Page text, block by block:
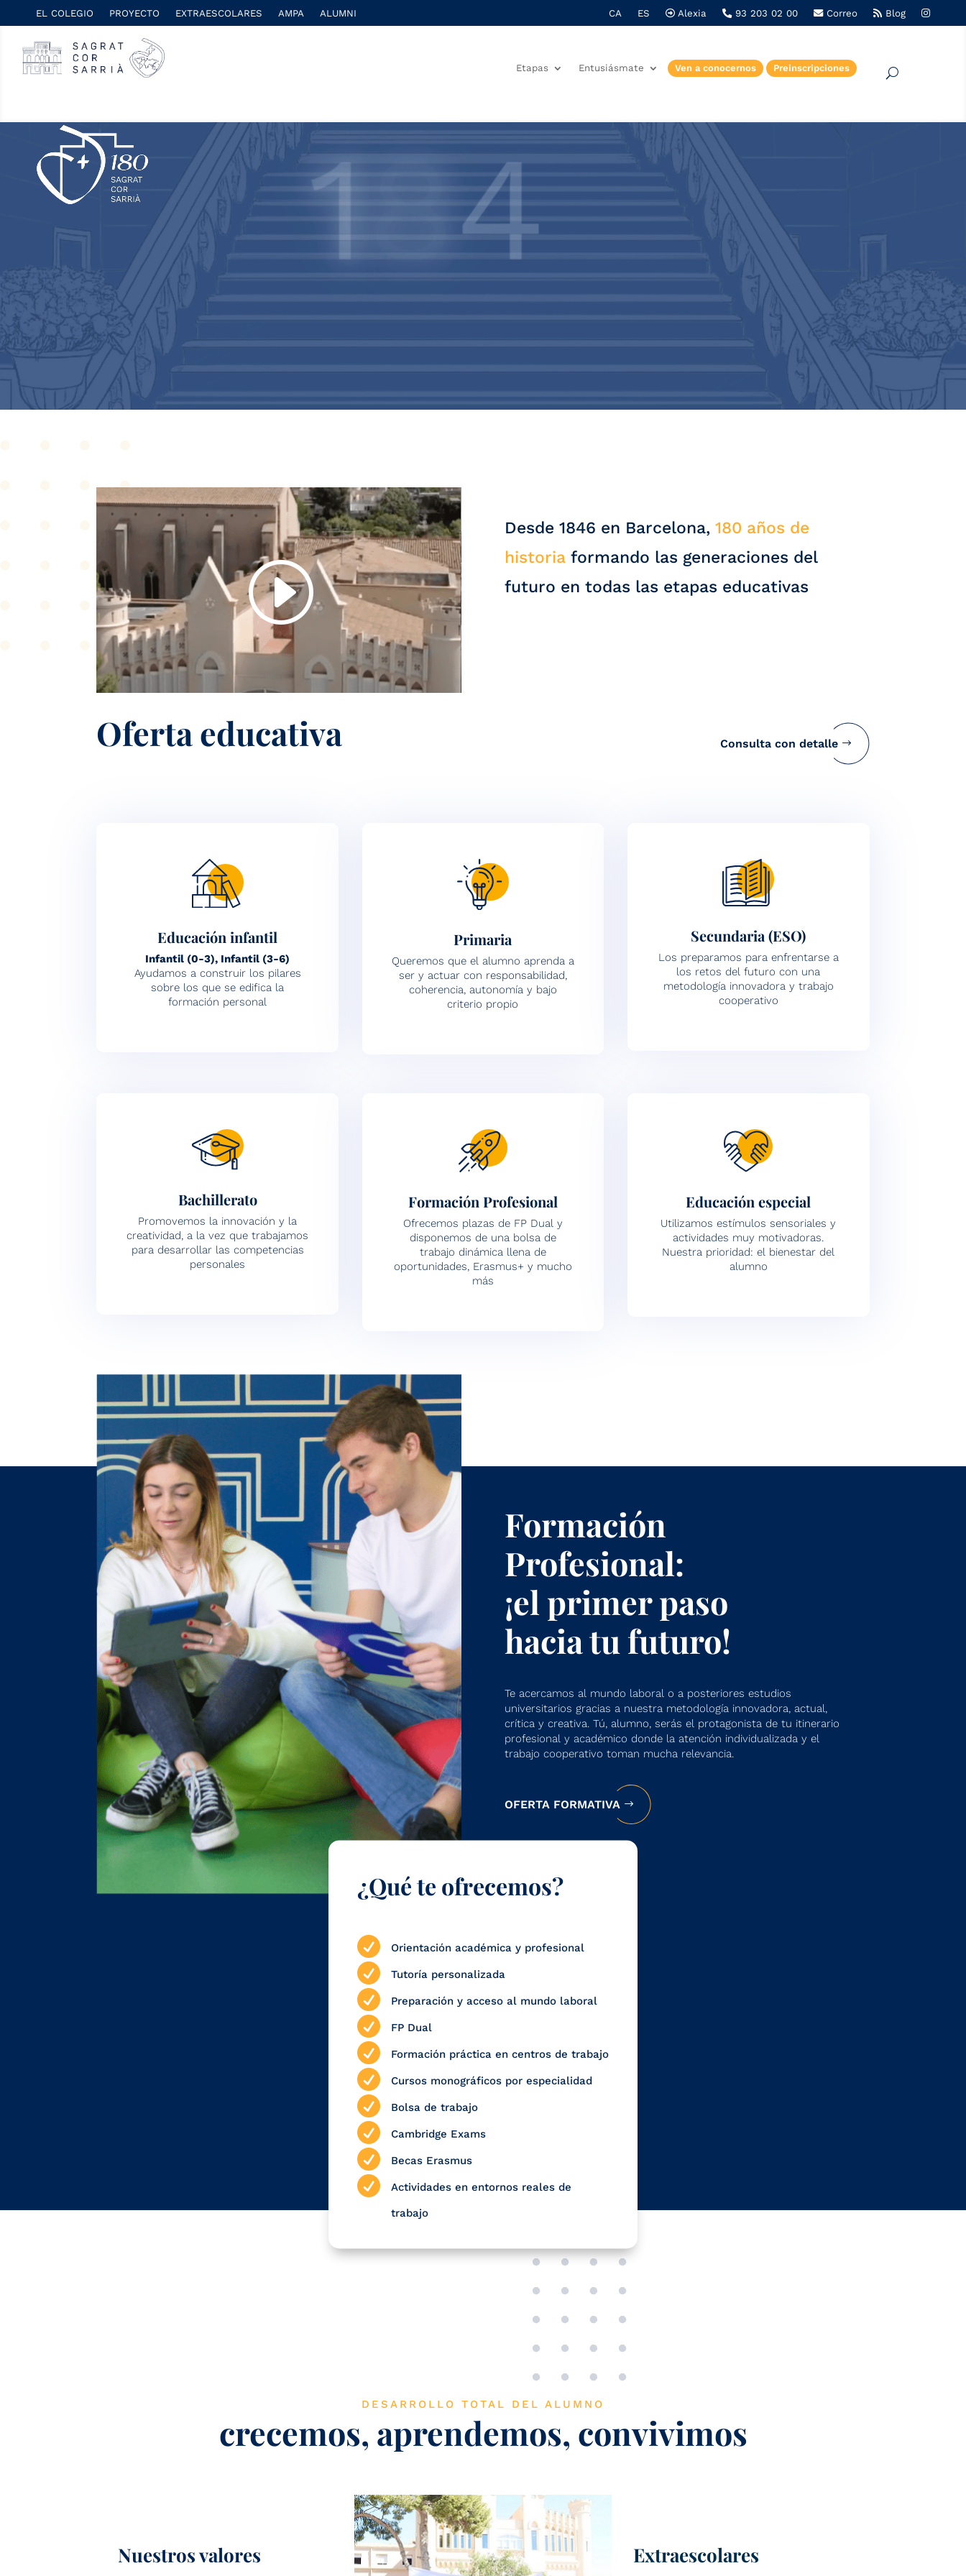
EL COLEGIO PROYECTO EXTRAESCOLARES AMPA ALUMNI CA ES Alexia 93 203 02 00 Correo Blog
Etapas Entusiásmate Ven a conocernos Preinscripciones
Desde 1846 en Barcelona, 180 años de
historiaformando las generaciones del
futuro en todas las etapas educativas
Oferta educativa Consulta con detalle
Educación infantil
Infantil (0-3), Infantil (3-6)
Ayudamos a construir los pilares
sobre los que se edifica la
formación personal
Primaria
Queremos que el alumno aprenda a
ser y actuar con responsabilidad,
coherencia, autonomía y bajo
criterio propio
Secundaria (ESO)
Los preparamos para enfrentarse a
los retos del futuro con una
metodología innovadora y trabajo
cooperativo
Bachillerato
Promovemos la innovación y la
creatividad, a la vez que trabajamos
para desarrollar las competencias
personales
Formación Profesional
Ofrecemos plazas de FP Dual y
disponemos de una bolsa de
trabajo dinámica llena de
oportunidades, Erasmus+ y mucho
más
Educación especial
Utilizamos estímulos sensoriales y
actividades muy motivadoras.
Nuestra prioridad: el bienestar del
alumno
Formación
Profesional:
¡el primer paso
hacia tu futuro!
Te acercamos al mundo laboral o a posteriores estudios
universitarios gracias a nuestra metodología innovadora, actual,
crítica y creativa. Tú, alumno, serás el protagonista de tu itinerario
profesional y académico donde la atención individualizada y el
trabajo cooperativo toman mucha relevancia.
OFERTA FORMATIVA
¿Qué te ofrecemos?
 Orientación académica y profesional
 Tutoría personalizada
 Preparación y acceso al mundo laboral
 FP Dual
 Formación práctica en centros de trabajo
 Cursos monográficos por especialidad
 Bolsa de trabajo
 Cambridge Exams
 Becas Erasmus

Actividades en entornos reales de
trabajo
DESARROLLO TOTAL DEL ALUMNO
crecemos, aprendemos, convivimos
Nuestros valores Extraescolares